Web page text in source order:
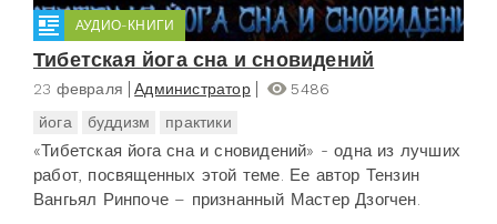
АУДИО-КНИГИ
Тибетская йога сна и сновидений
23 февраля Администратор
5486
йога
буддизм практики
«Тибетская йога сна и сновидений» - одна из лучших
работ, посвященных этой теме. Ее автор Тензин
Вангьял Ринпоче – признанный Мастер Дзогчен.